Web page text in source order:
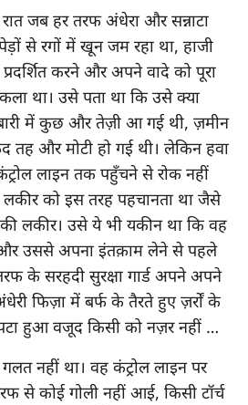
जब हर तरफ अंधेरा और सन्नाटा
से रगों में खून जम रहा था, हाजी
करने और अपने वादे को पूरा
था। उसे पता था कि उसे क्या
में कुछ और तेज़ी आ गई थी, ज़मीन
तह और मोटी हो गई थी। लेकिन हवा
लाइन तक पहुँचने से रोक नहीं
को इस तरह पहचानता था जैसे
लकीर। उसे ये भी यकीन था कि वह
और उससे अपना इंतक़ाम लेने से पहले
के सरहदी सुरक्षा गार्ड अपने अपने
फिज़ा में बर्फ के तैरते हुए ज़र्रों के
हुआ वजूद किसी को नज़र नहीं
नहीं था। वह कंट्रोल लाइन पर
से कोई गोली नहीं आई, किसी टॉर्च